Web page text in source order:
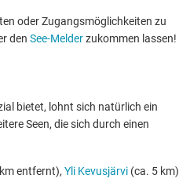
oder Zugangsmöglichkeiten zu
den See-Melderzukommen lassen!
bietet, lohnt sich natürlich ein
Seen, die sich durch einen
entfernt), Yli Kevusjärvi (ca. 5 km)